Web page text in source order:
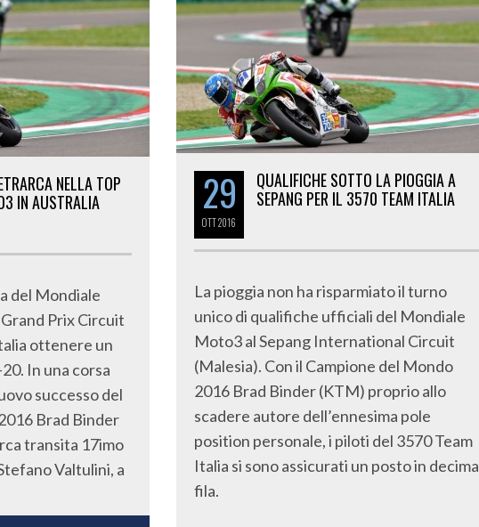
29
OTT2016
QUALIFICHE SOTTO LA PIOGGIA A
SEPANG PER IL 3570 TEAM ITALIA
La pioggia non ha risparmiato il turno
unico di qualifiche ufficiali del Mondiale
Moto3 al Sepang International Circuit
(Malesia). Con il Campione del Mondo
2016 Brad Binder (KTM) proprio allo
scadere autore dell’ennesima pole
position personale, i piloti del 3570 Team
Italia si sono assicurati un posto in decima
fila.
NELLA TOP
IN AUSTRALIA
del Mondiale
Prix Circuit
ottenere un
In una corsa
successo del
Brad Binder
transita 17imo
Valtulini, a